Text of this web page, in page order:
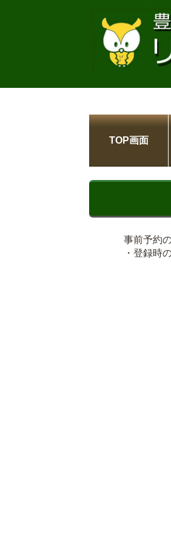
TOP画面
事前予約
・登録時